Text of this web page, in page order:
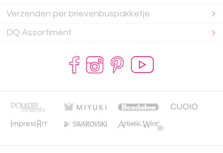
Verzenden per brievenbuspakketje
DQ Assortiment